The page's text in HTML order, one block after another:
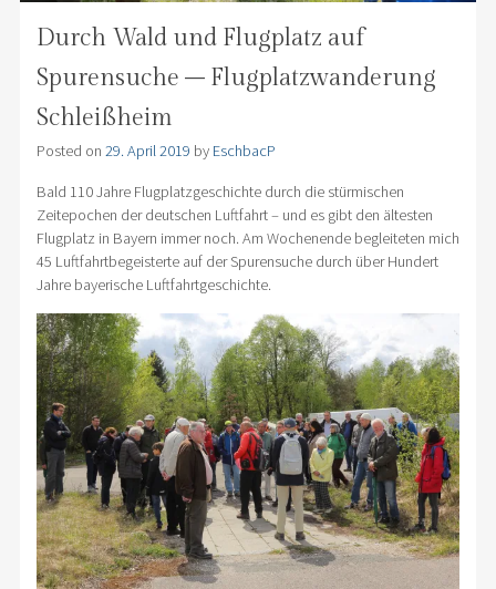
Durch Wald und Flugplatz auf
Spurensuche – Flugplatzwanderung
Schleißheim
Posted on 29. April 2019 by EschbacP
Bald 110 Jahre Flugplatzgeschichte durch die stürmischen
Zeitepochen der deutschen Luftfahrt – und es gibt den ältesten
Flugplatz in Bayern immer noch. Am Wochenende begleiteten mich
45 Luftfahrtbegeisterte auf der Spurensuche durch über Hundert
Jahre bayerische Luftfahrtgeschichte.